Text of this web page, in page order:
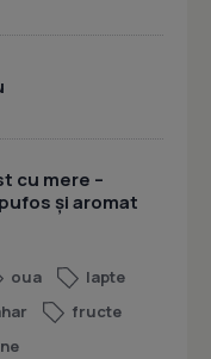
cu mere –
și aromat
oua
lapte
fructe